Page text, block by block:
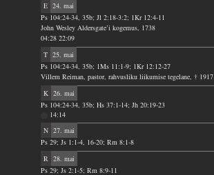
E 24. mai
Ps 104:24-34, 35b; Jl 2:18-3:2; 1Kr 12:4-11
John Wesley Aldersgate’i kogemus, 1738
04:28 22:09
T 25. mai
Ps 104:24-34, 35b; 1Ms 11:1-9; 1Kr 12:12-27
Villem Reiman, pastor, rahvusliku liikumise tegelane, † 1917
K 26. mai
Ps 104:24-34, 35b; Hs 37:1-14; Jh 20:19-23
14:14
N 27. mai
Ps 29; Js 1:1-4, 16-20; Rm 8:1-8
R 28. mai
Ps 29; Js 2:1-5; Rm 8:9-11